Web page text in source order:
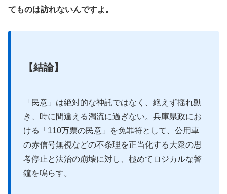
てものは訪れないんですよ。
【結論】
「民意」は絶対的な神託ではなく、絶えず揺れ動
き、時に間違える濁流に過ぎない。兵庫県政にお
ける「110万票の民意」を免罪符として、公用車
の赤信号無視などの不条理を正当化する大衆の思
考停止と法治の崩壊に対し、極めてロジカルな警
鐘を鳴らす。